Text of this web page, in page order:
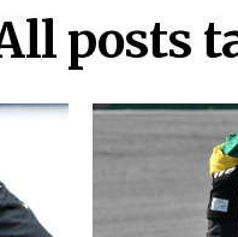
posts